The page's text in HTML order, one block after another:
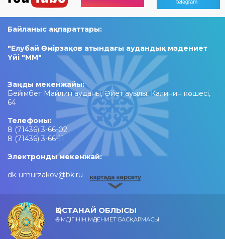
Байланыс ақпараттары:
"Елубай Өмірзақов атындағы аудандық мәдениет
Үйі "ММ"​
Заңды мекенжайы:
Бейімбет Майлин ауданы, Әйет ауылы, Калинин көшесі,
64
Телефоны:
8 (71436) 3-66-02
8 (71436) 3-66-11
Электронды мекенжай:
dk-umurzakov@bk.ru
ҚОСТАНАЙ ОБЛЫСЫ
ӘКІМДІГІНІҢ МӘДЕНИЕТ БАСҚАРМАСЫ